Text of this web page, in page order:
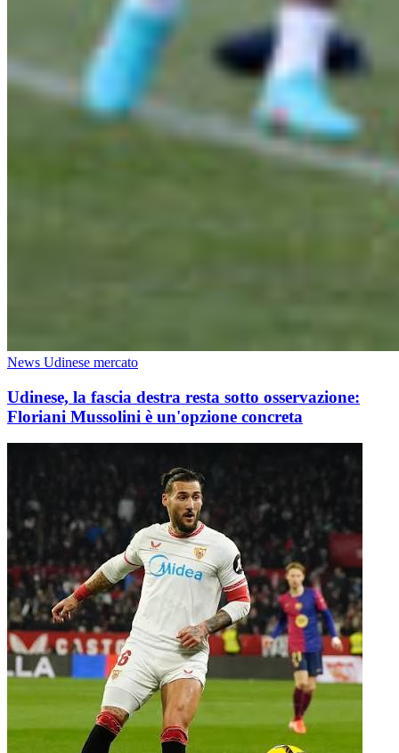
News Udinese mercato
Udinese, la fascia destra resta sotto osservazione:
Floriani Mussolini è un'opzione concreta